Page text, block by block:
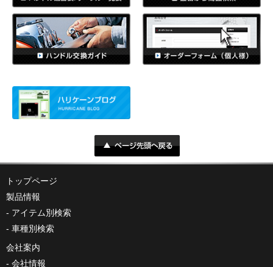
トップページ
製品情報
アイテム別検索
車種別検索
会社案内
会社情報